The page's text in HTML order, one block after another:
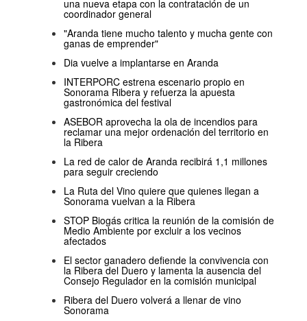
una nueva etapa con la contratación de un
coordinador general
"Aranda tiene mucho talento y mucha gente con
ganas de emprender"
Dia vuelve a implantarse en Aranda
INTERPORC estrena escenario propio en
Sonorama Ribera y refuerza la apuesta
gastronómica del festival
ASEBOR aprovecha la ola de incendios para
reclamar una mejor ordenación del territorio en
la Ribera
La red de calor de Aranda recibirá 1,1 millones
para seguir creciendo
La Ruta del Vino quiere que quienes llegan a
Sonorama vuelvan a la Ribera
STOP Biogás critica la reunión de la comisión de
Medio Ambiente por excluir a los vecinos
afectados
El sector ganadero defiende la convivencia con
la Ribera del Duero y lamenta la ausencia del
Consejo Regulador en la comisión municipal
Ribera del Duero volverá a llenar de vino
Sonorama